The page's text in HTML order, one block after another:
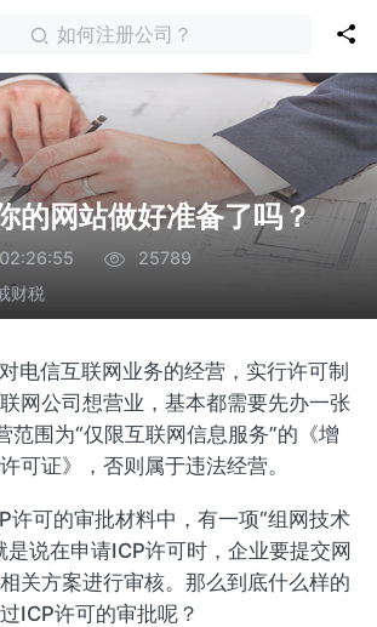
如何注册公司？
的网站做好准备了吗？
25789
财税
信互联网业务的经营，实行许可制
网公司想营业，基本都需要先办一张
范围为“仅限互联网信息服务”的《增
可证》，否则属于违法经营。
可的审批材料中，有一项“组网技术
是说在申请ICP许可时，企业要提交网
关方案进行审核。那么到底什么样的
ICP许可的审批呢？